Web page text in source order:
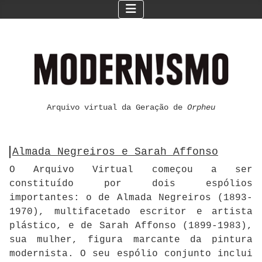
Arquivo virtual da Geração de Orpheu
Almada Negreiros e Sarah Affonso
O Arquivo Virtual começou a ser
constituído por dois espólios
importantes: o de Almada Negreiros (1893-
1970), multifacetado escritor e artista
plástico, e de Sarah Affonso (1899-1983),
sua mulher, figura marcante da pintura
modernista. O seu espólio conjunto inclui